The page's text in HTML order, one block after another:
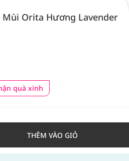
Mùi Orita Hương Lavender
quà xinh
THÊM VÀO GIỎ